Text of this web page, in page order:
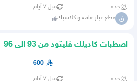
جده قبل ٧ أيام
ق قطع غيار عامه و كلاسيك
اصطبات كاديلك فليتود من 93 الى 96
600
جده قبل ٧ أيام